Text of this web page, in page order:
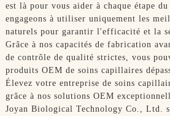
est là pour vous aider à chaque étape du
engageons à utiliser uniquement les
naturels pour garantir l'efficacité et la
Grâce à nos capacités de fabrication
de contrôle de qualité strictes, vous
produits OEM de soins capillaires
Élevez votre entreprise de soins
grâce à nos solutions OEM
Joyan Biological Technology Co., Ltd.